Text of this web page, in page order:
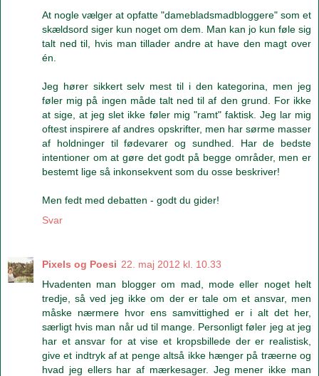
At nogle vælger at opfatte "damebladsmadbloggere" som et
skældsord siger kun noget om dem. Man kan jo kun føle sig
talt ned til, hvis man tillader andre at have den magt over
én.
Jeg hører sikkert selv mest til i den kategorina, men jeg
føler mig på ingen måde talt ned til af den grund. For ikke
at sige, at jeg slet ikke føler mig "ramt" faktisk. Jeg lar mig
oftest inspirere af andres opskrifter, men har sørme masser
af holdninger til fødevarer og sundhed. Har de bedste
intentioner om at gøre det godt på begge områder, men er
bestemt lige så inkonsekvent som du osse beskriver!
Men fedt med debatten - godt du gider!
Svar
Pixels og Poesi 22. maj 2012 kl. 10.33
Hvadenten man blogger om mad, mode eller noget helt
tredje, så ved jeg ikke om der er tale om et ansvar, men
måske nærmere hvor ens samvittighed er i alt det her,
særligt hvis man når ud til mange. Personligt føler jeg at jeg
har et ansvar for at vise et kropsbillede der er realistisk,
give et indtryk af at penge altså ikke hænger på træerne og
hvad jeg ellers har af mærkesager. Jeg mener ikke man